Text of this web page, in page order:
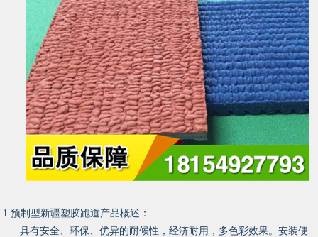
1.预制型新疆塑胶跑道产品概述：
具有安全、环保、优异的耐候性，经济耐用，多色彩效果。安装便